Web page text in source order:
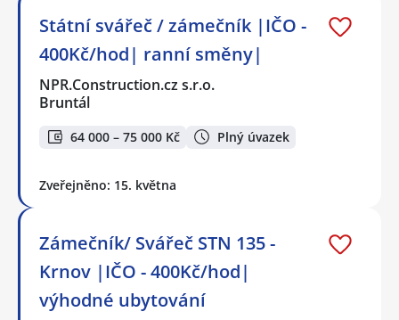
Státní svářeč / zámečník |IČO -
400Kč/hod| ranní směny|
NPR.Construction.cz s.r.o.
Bruntál
64 000 – 75 000 Kč Plný úvazek
Zveřejněno: 15. května
Zámečník/ Svářeč STN 135 -
Krnov |IČO - 400Kč/hod|
výhodné ubytování